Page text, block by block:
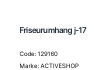
Friseurumhang j-17
Code: 129160
Marke: ACTIVESHOP